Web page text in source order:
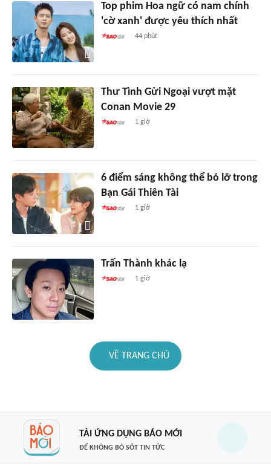
Top phim Hoa ngữ có nam chính
'cờ xanh' được yêu thích nhất
44 phút
Thư Tình Gửi Ngoại vượt mặt
Conan Movie 29
1 giờ
6 điểm sáng không thể bỏ lỡ trong
Bạn Gái Thiên Tài
1 giờ
Trấn Thành khác lạ
1 giờ
VỀ TRANG CHỦ
TẢI ỨNG DỤNG BÁO MỚI
ĐỂ KHÔNG BỎ SÓT TIN TỨC